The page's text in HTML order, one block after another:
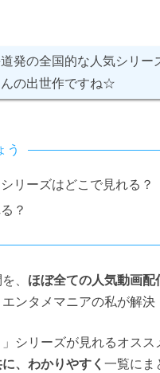
発の全国的な人気シリー
の出世作ですね☆
う
シリーズはどこで見れる？
？
、
ほぼ全ての人気動画配
エンタメマニアの私が解決
」シリーズが見れるオス
、わかりやすく 一覧にま